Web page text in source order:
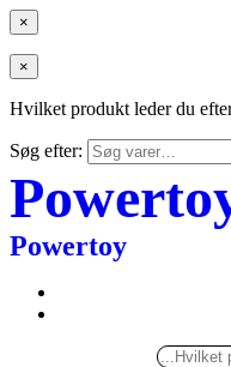
×
×
Hvilket produkt leder du
Søg efter:
Powertoy